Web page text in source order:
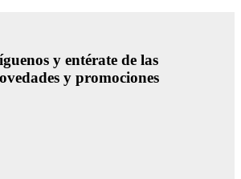
y entérate de las
y promociones